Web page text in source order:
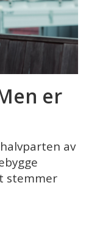
er
av
stemmer